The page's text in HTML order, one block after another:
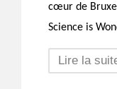
cœur de
Science is
Lire la